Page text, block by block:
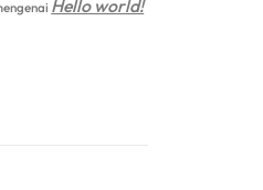
Hello world!